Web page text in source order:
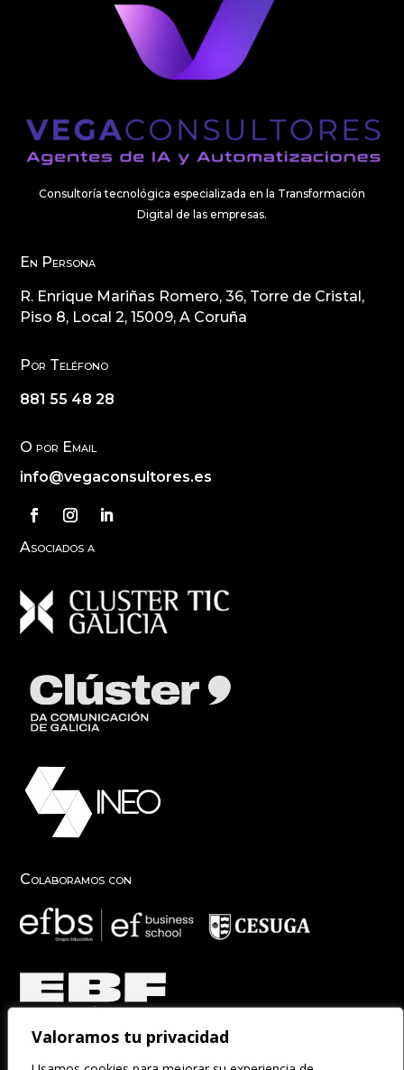
Valoramos tu privacidad
Consultoría tecnológica especializada en la Transformación
Digital de las empresas.
En Persona
R. Enrique Mariñas Romero, 36, Torre de Cristal,
Piso 8, Local 2, 15009, A Coruña
Por Teléfono
881 55 48 28
O por Email
info@vegaconsultores.es
Asociados a
Colaboramos con